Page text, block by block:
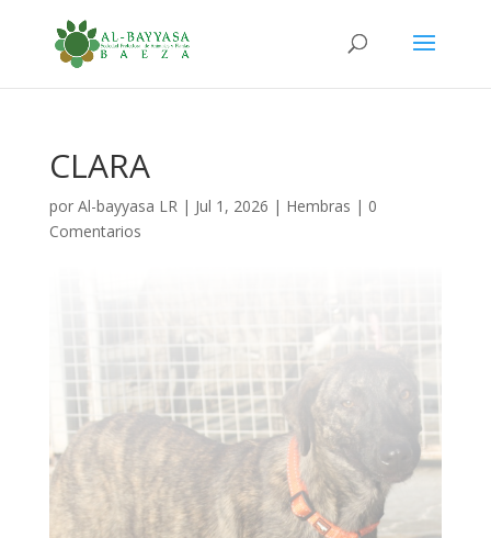
CLARA
por Al-bayyasa LR| Jul 1, 2026 | Hembras | 0
Comentarios